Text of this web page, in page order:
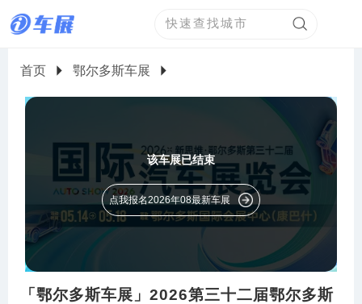
首页 鄂尔多斯车展
该车展已结束
点我报名2026年08最新车展
「鄂尔多斯车展」2026第三十二届鄂尔多斯